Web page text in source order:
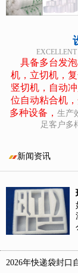
具备多台发
机，立切机，
竖切机，自动
位自动粘合机
多种设备， 生产
足客户多
新闻资讯
2026年快递袋封口